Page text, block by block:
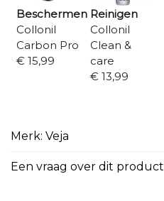
Beschermen
Collonil
Carbon Pro
€ 15,99
Reinigen
Collonil
Clean &
care
€ 13,99
Merk: Veja
Een vraag over dit product